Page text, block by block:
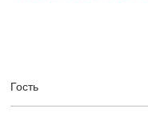
Гость